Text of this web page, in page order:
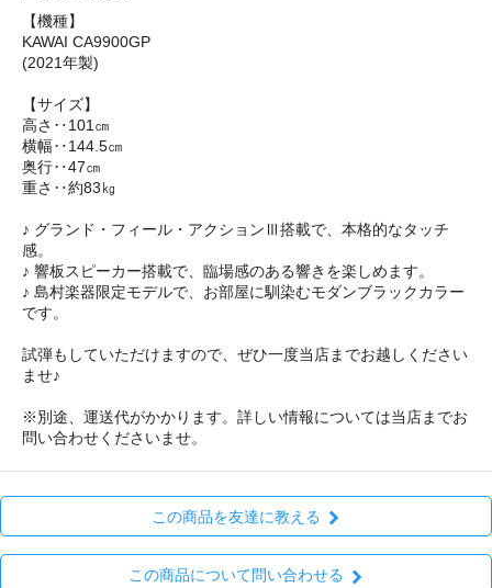
【機種】
KAWAI CA9900GP
(2021年製)
【サイズ】
高さ‥101㎝
横幅‥144.5㎝
奥行‥47㎝
重さ‥約83㎏
♪ グランド・フィール・アクションⅢ搭載で、本格的なタッチ
感。
♪ 響板スピーカー搭載で、臨場感のある響きを楽しめます。
♪ 島村楽器限定モデルで、お部屋に馴染むモダンブラックカラー
です。
試弾もしていただけますので、ぜひ一度当店までお越しください
ませ♪
※別途、運送代がかかります。詳しい情報については当店までお
問い合わせくださいませ。
この商品を友達に教える
この商品について問い合わせる